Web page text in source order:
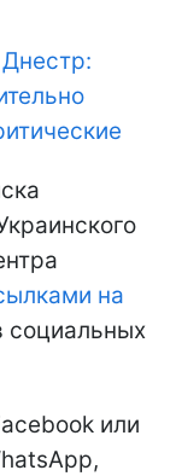
на
социальных
или